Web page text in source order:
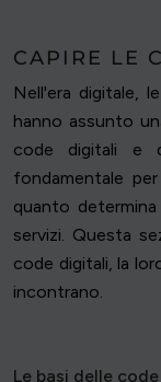
CAPIRE LE
Nell'era digitale,
hanno assunto
code digitali e
fondamentale
quanto
servizi. Questa
code digitali, la
incontrano.
Le basi delle